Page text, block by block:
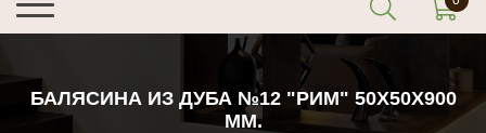
БАЛЯСИНА ИЗ ДУБА №12 "РИМ" 50Х50Х900
ММ.